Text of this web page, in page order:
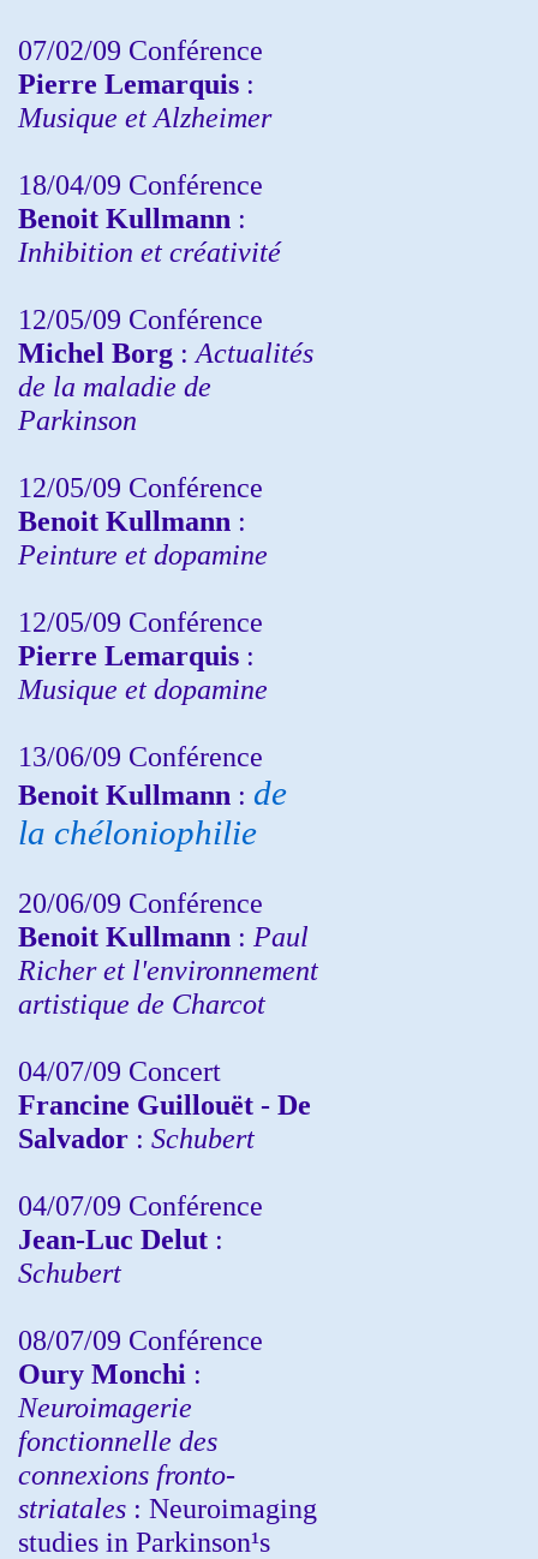
07/02/09 Conférence
Pierre Lemarquis :
Musique et Alzheimer
18/04/09 Conférence
Benoit Kullmann :
Inhibition et créativité
12/05/09 Conférence
Michel Borg : Actualités
de la maladie de
Parkinson
12/05/09 Conférence
Benoit Kullmann :
Peinture et dopamine
12/05/09 Conférence
Pierre Lemarquis :
Musique et dopamine
13/06/09 Conférence
Benoit Kullmann : de
la chéloniophilie
20/06/09 Conférence
Benoit Kullmann : Paul
Richer et l'environnement
artistique de Charcot
04/07/09 Concert
Francine Guillouët - De
Salvador : Schubert
04/07/09 Conférence
Jean-Luc Delut :
Schubert
08/07/09 Conférence
Oury Monchi :
Neuroimagerie
fonctionnelle des
connexions fronto-
striatales : Neuroimaging
studies in Parkinson¹s